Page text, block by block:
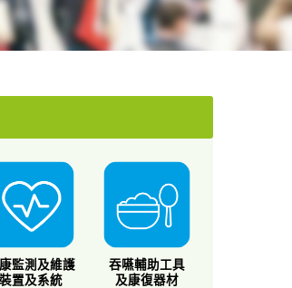
監測及維護
裝置及系統
吞嚥輔助工具
及康復器材